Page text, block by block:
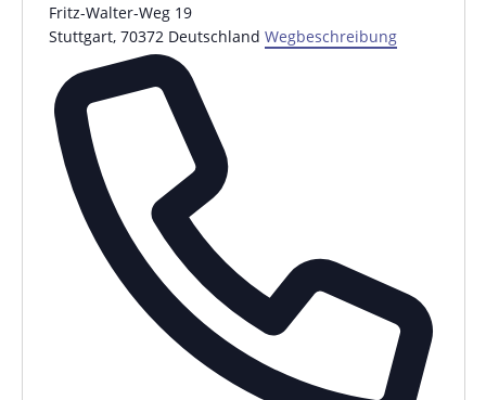
Fritz-Walter-Weg 19
Stuttgart, 70372 Deutschland Wegbeschreibung